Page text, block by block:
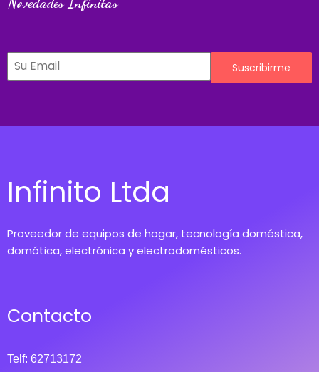
Suscribirme
Infinito Ltda
Proveedor de equipos de hogar, tecnología doméstica,
domótica, electrónica y electrodomésticos.
Contacto
Telf: 62713172